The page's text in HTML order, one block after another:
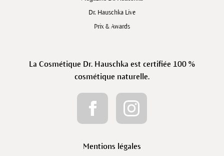
Dr. Hauschka Live
Prix & Awards
La Cosmétique Dr. Hauschka est certifiée 100 %
cosmétique naturelle.
Mentions légales